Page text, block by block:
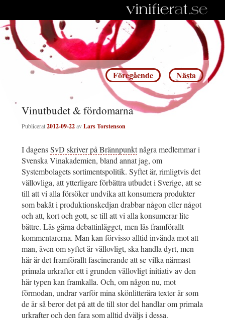
Inläggsnavigering
Föregående Nästa
Vinutbudet & fördomarna
Publicerat2012-09-22avLars Torstenson
I dagensSvD skriver på Brännpunktnågra medlemmar i
Svenska Vinakademien, bland annat jag, om
Systembolagets sortimentspolitik. Syftet är, rimligtvis det
vällovliga, att ytterligare förbättra utbudet i Sverige, att se
till att vi alla försöker undvika att konsumera produkter
som bakåt i produktionskedjan drabbar någon eller något
och att, kort och gott, se till att vi alla konsumerar lite
bättre. Läs gärna debattinlägget, men läs framförallt
kommentarerna. Man kan förvisso alltid invända mot att
man, även om syftet är vällovligt, ska handla dyrt, men
här är det framförallt fascinerande att se vilka närmast
primala urkrafter ett i grunden vällovligt initiativ av den
här typen kan framkalla. Och, om någon nu, mot
förmodan, undrar varför mina skönlitterära texter är som
de är så beror det på att de till stor del handlar om primala
urkrafter och den fara som alltid dväljs i dessa.